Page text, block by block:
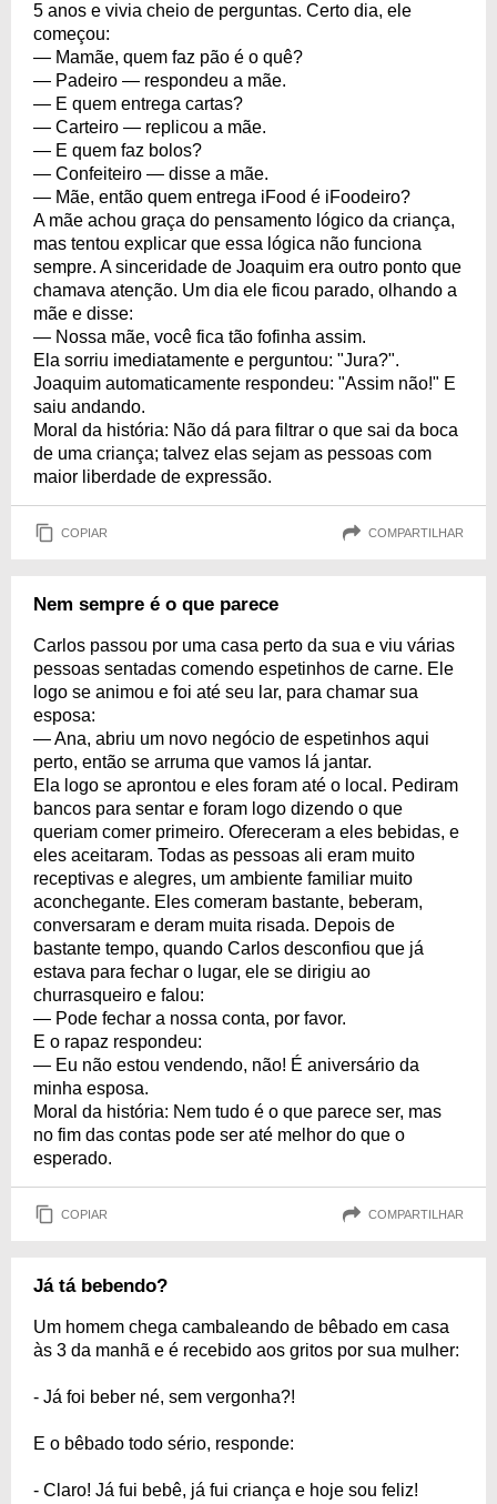
5 anos e vivia cheio de perguntas. Certo dia, ele
começou:
— Mamãe, quem faz pão é o quê?
— Padeiro — respondeu a mãe.
— E quem entrega cartas?
— Carteiro — replicou a mãe.
— E quem faz bolos?
— Confeiteiro — disse a mãe.
— Mãe, então quem entrega iFood é iFoodeiro?
A mãe achou graça do pensamento lógico da criança,
mas tentou explicar que essa lógica não funciona
sempre. A sinceridade de Joaquim era outro ponto que
chamava atenção. Um dia ele ficou parado, olhando a
mãe e disse:
— Nossa mãe, você fica tão fofinha assim.
Ela sorriu imediatamente e perguntou: "Jura?".
Joaquim automaticamente respondeu: "Assim não!" E
saiu andando.
Moral da história: Não dá para filtrar o que sai da boca
de uma criança; talvez elas sejam as pessoas com
maior liberdade de expressão.
COPIAR COMPARTILHAR
Nem sempre é o que parece
Carlos passou por uma casa perto da sua e viu várias
pessoas sentadas comendo espetinhos de carne. Ele
logo se animou e foi até seu lar, para chamar sua
esposa:
— Ana, abriu um novo negócio de espetinhos aqui
perto, então se arruma que vamos lá jantar.
Ela logo se aprontou e eles foram até o local. Pediram
bancos para sentar e foram logo dizendo o que
queriam comer primeiro. Ofereceram a eles bebidas, e
eles aceitaram. Todas as pessoas ali eram muito
receptivas e alegres, um ambiente familiar muito
aconchegante. Eles comeram bastante, beberam,
conversaram e deram muita risada. Depois de
bastante tempo, quando Carlos desconfiou que já
estava para fechar o lugar, ele se dirigiu ao
churrasqueiro e falou:
— Pode fechar a nossa conta, por favor.
E o rapaz respondeu:
— Eu não estou vendendo, não! É aniversário da
minha esposa.
Moral da história: Nem tudo é o que parece ser, mas
no fim das contas pode ser até melhor do que o
esperado.
COPIAR COMPARTILHAR
Já tá bebendo?
Um homem chega cambaleando de bêbado em casa
às 3 da manhã e é recebido aos gritos por sua mulher:
- Já foi beber né, sem vergonha?!
E o bêbado todo sério, responde:
- Claro! Já fui bebê, já fui criança e hoje sou feliz!